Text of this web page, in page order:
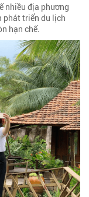
nhiều địa phương
phát triển du lịch
hạn chế.